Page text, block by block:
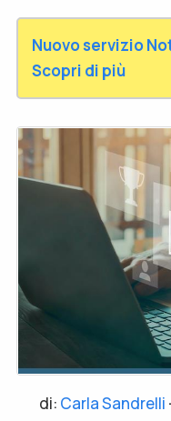
Nuovo servizio
Scopri di più
di: Carla Sandrelli